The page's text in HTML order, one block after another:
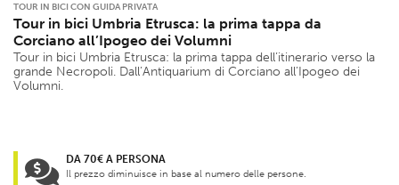
TOUR IN BICI CON GUIDA PRIVATA
Tour in bici Umbria Etrusca: la prima tappa da
Corciano all’Ipogeo dei Volumni
Tour in bici Umbria Etrusca: la prima tappa dell’itinerario verso la
grande Necropoli. Dall’Antiquarium di Corciano all’Ipogeo dei
Volumni.
DA 70€ A PERSONA
Il prezzo diminuisce in base al numero delle persone.